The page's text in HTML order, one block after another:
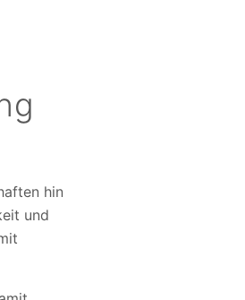
hin
und